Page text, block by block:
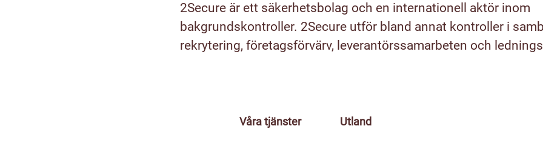
2Secure är ett säkerhetsbolag och en internationell aktör inom
bakgrundskontroller. 2Secure utför bland annat kontroller i
rekrytering, företagsförvärv, leverantörssamarbeten och
Våra tjänster Utland